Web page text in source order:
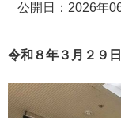
公開日：2026年
令和８年３月２９